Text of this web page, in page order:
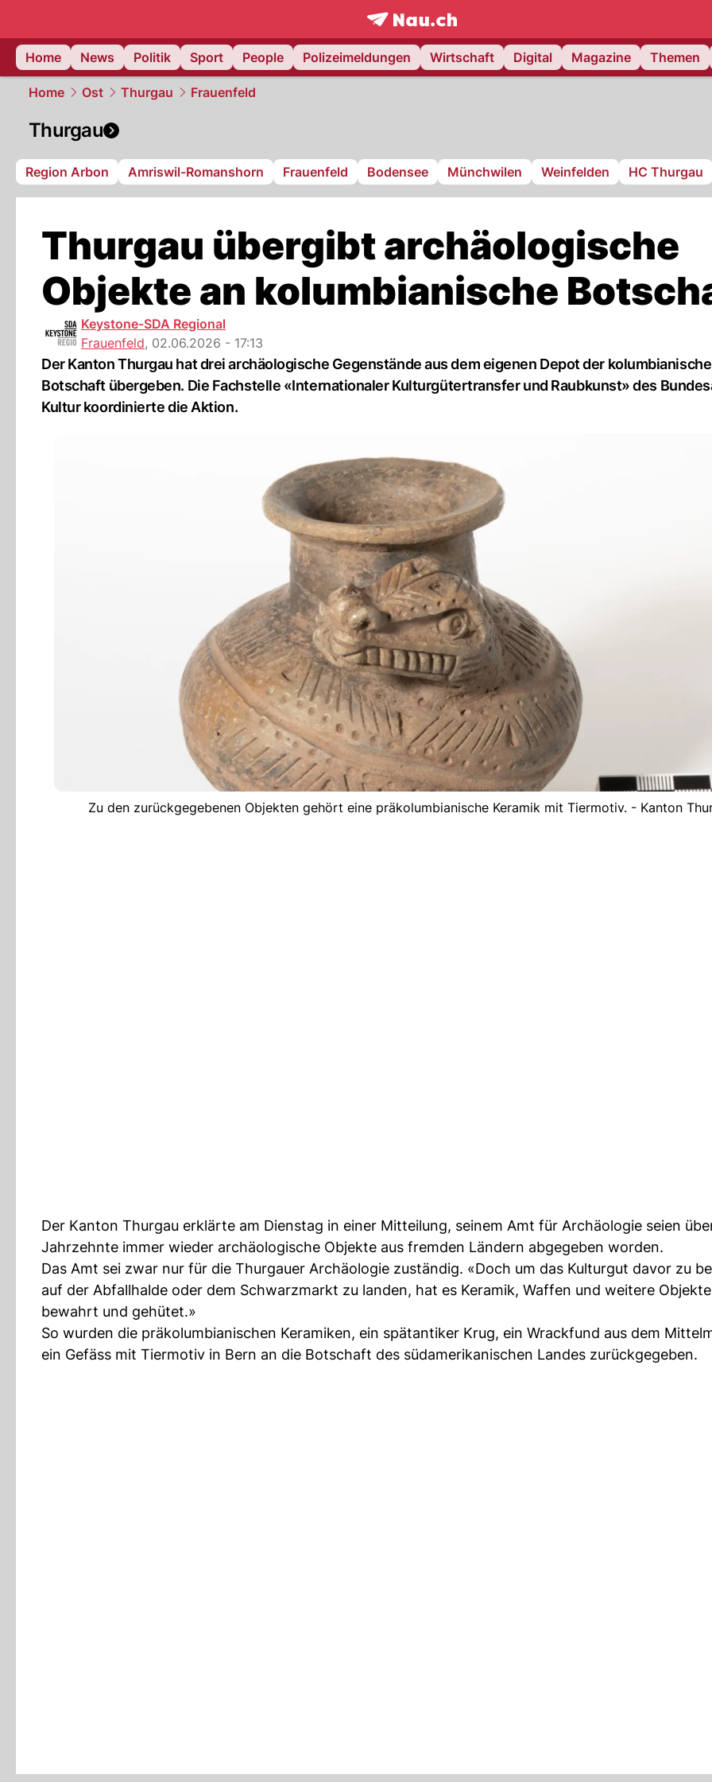
frontpage.NAU.ch
Home
News Politik Sport People Polizeimeldungen Wirtschaft Digital Magazine Themen
Home Ost Thurgau Frauenfeld
Thurgau
Region Arbon Amriswil-Romanshorn Frauenfeld Bodensee Münchwilen Weinfelden HC Thurgau
Thurgau übergibt archäologische
Objekte an kolumbianische
Keystone-SDA Regional
Frauenfeld, 02.06.2026 - 17:13
Der Kanton Thurgau hat drei archäologische Gegenstände aus dem eigenen Depot der
Botschaft übergeben. Die Fachstelle «Internationaler Kulturgütertransfer und Raubkunst» des
Kultur koordinierte die Aktion.
Zu den zurückgegebenen Objekten gehört eine präkolumbianische Keramik mit Tiermotiv. - Kanton
Der Kanton Thurgau erklärte am Dienstag in einer Mitteilung, seinem Amt für Archäologie seien
Jahrzehnte immer wieder archäologische Objekte aus fremden Ländern abgegeben worden.
Das Amt sei zwar nur für die Thurgauer Archäologie zuständig. «Doch um das Kulturgut davor zu
auf der Abfallhalde oder dem Schwarzmarkt zu landen, hat es Keramik, Waffen und weitere
bewahrt und gehütet.»
So wurden die präkolumbianischen Keramiken, ein spätantiker Krug, ein Wrackfund aus dem
ein Gefäss mit Tiermotiv in Bern an die Botschaft des südamerikanischen Landes zurückgegeben.